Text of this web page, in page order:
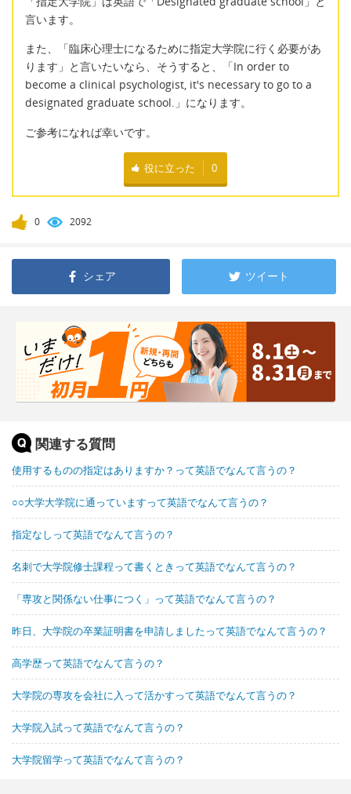
言います。
また、「臨床心理士になるために指定大学院に行く必要があ
ります」と言いたいなら、そうすると、「In order to
become a clinical psychologist, it's necessary to go to a
designated graduate school.」になります。
ご参考になれば幸いです。
役に立った 0
0 2092
シェア ツイート
関連する質問
使用するものの指定はありますか？って英語でなんて言うの？
○○大学大学院に通っていますって英語でなんて言うの？
指定なしって英語でなんて言うの？
名刺で大学院修士課程って書くときって英語でなんて言うの？
「専攻と関係ない仕事につく」って英語でなんて言うの？
昨日、大学院の卒業証明書を申請しましたって英語でなんて言うの？
高学歴って英語でなんて言うの？
大学院の専攻を会社に入って活かすって英語でなんて言うの？
大学院入試って英語でなんて言うの？
大学院留学って英語でなんて言うの？